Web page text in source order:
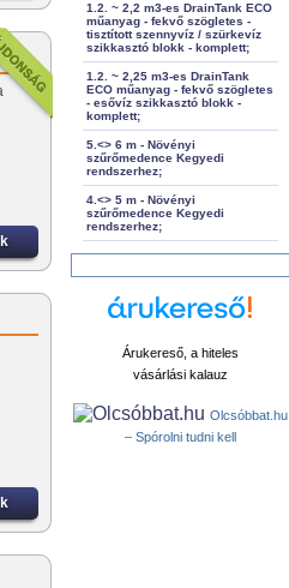
1.2. ~ 2,2 m3-es DrainTank ECO
műanyag - fekvő szögletes -
tisztított szennyvíz / szürkevíz
szikkasztó blokk - komplett;
1.2. ~ 2,25 m3-es DrainTank
ECO műanyag - fekvő szögletes
- esővíz szikkasztó blokk -
komplett;
5.<> 6 m - Növényi
szűrőmedence Kegyedi
rendszerhez;
4.<> 5 m - Növényi
szűrőmedence Kegyedi
rendszerhez;
Árukereső, a hiteles
vásárlási kalauz
Olcsóbbat.hu
– Spórolni tudni kell